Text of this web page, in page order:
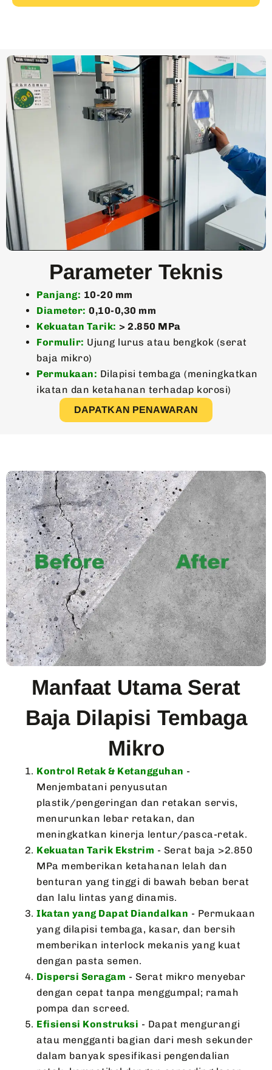
Parameter Teknis
Panjang: 10-20 mm
Diameter: 0,10-0,30 mm
Kekuatan Tarik: > 2.850 MPa
Formulir: Ujung lurus atau bengkok (serat
baja mikro)
Permukaan: Dilapisi tembaga (meningkatkan
ikatan dan ketahanan terhadap korosi)
DAPATKAN PENAWARAN
Manfaat Utama Serat
Baja Dilapisi Tembaga
Mikro
Kontrol Retak & Ketangguhan -
Menjembatani penyusutan
plastik/pengeringan dan retakan servis,
menurunkan lebar retakan, dan
meningkatkan kinerja lentur/pasca-retak.
Kekuatan Tarik Ekstrim - Serat baja >2.850
MPa memberikan ketahanan lelah dan
benturan yang tinggi di bawah beban berat
dan lalu lintas yang dinamis.
Ikatan yang Dapat Diandalkan - Permukaan
yang dilapisi tembaga, kasar, dan bersih
memberikan interlock mekanis yang kuat
dengan pasta semen.
Dispersi Seragam - Serat mikro menyebar
dengan cepat tanpa menggumpal; ramah
pompa dan screed.
Efisiensi Konstruksi - Dapat mengurangi
atau mengganti bagian dari mesh sekunder
dalam banyak spesifikasi pengendalian